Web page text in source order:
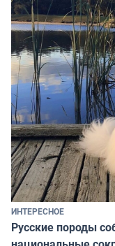
ИНТЕРЕСНОЕ
Русские породы